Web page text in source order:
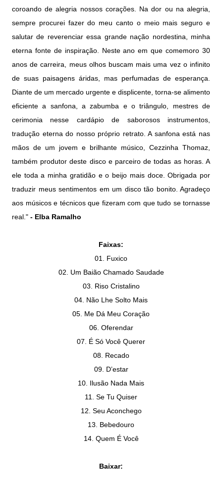
coroando de alegria nossos corações. Na dor ou na alegria,
sempre procurei fazer do meu canto o meio mais seguro e
salutar de reverenciar essa grande nação nordestina, minha
eterna fonte de inspiração. Neste ano em que comemoro 30
anos de carreira, meus olhos buscam mais uma vez o infinito
de suas paisagens áridas, mas perfumadas de esperança.
Diante de um mercado urgente e displicente, torna-se alimento
eficiente a sanfona, a zabumba e o triângulo, mestres de
cerimonia nesse cardápio de saborosos instrumentos,
tradução eterna do nosso próprio retrato. A sanfona está nas
mãos de um jovem e brilhante músico, Cezzinha Thomaz,
também produtor deste disco e parceiro de todas as horas. A
ele toda a minha gratidão e o beijo mais doce. Obrigada por
traduzir meus sentimentos em um disco tão bonito. Agradeço
aos músicos e técnicos que fizeram com que tudo se tornasse
real." - Elba Ramalho
Faixas:
01. Fuxico
02. Um Baião Chamado Saudade
03. Riso Cristalino
04. Não Lhe Solto Mais
05. Me Dá Meu Coração
06. Oferendar
07. É Só Você Querer
08. Recado
09. D’estar
10. Ilusão Nada Mais
11. Se Tu Quiser
12. Seu Aconchego
13. Bebedouro
14. Quem É Você
Baixar: